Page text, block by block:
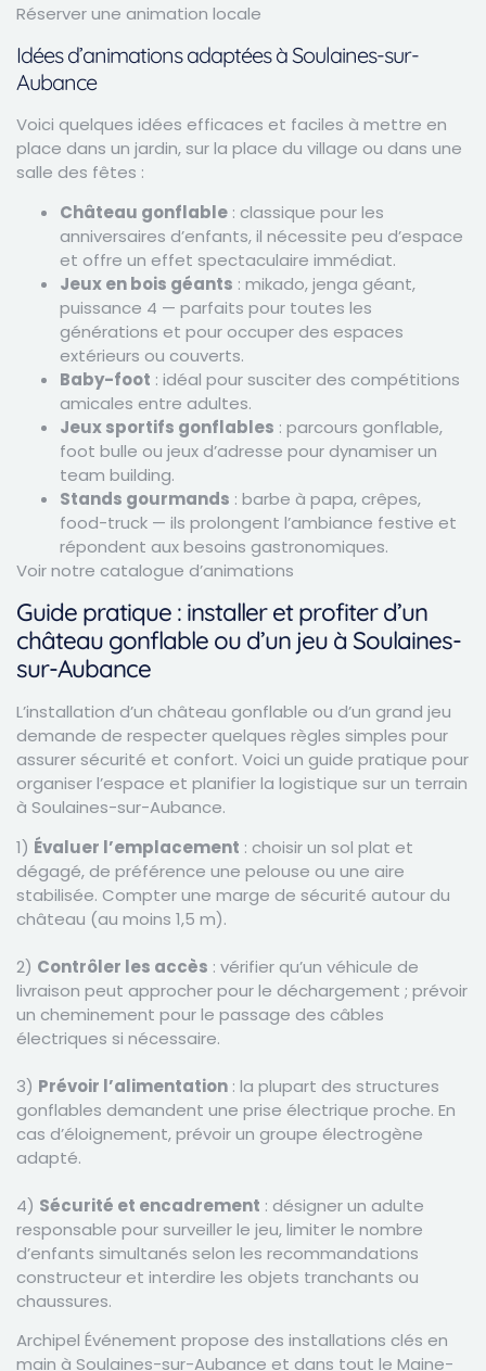
Réserver une animation locale
Idées d’animations adaptées à Soulaines-sur-
Aubance
Voici quelques idées efficaces et faciles à mettre en
place dans un jardin, sur la place du village ou dans une
salle des fêtes :
Château gonflable : classique pour les
anniversaires d’enfants, il nécessite peu d’espace
et offre un effet spectaculaire immédiat.
Jeux en bois géants : mikado, jenga géant,
puissance 4 — parfaits pour toutes les
générations et pour occuper des espaces
extérieurs ou couverts.
Baby-foot : idéal pour susciter des compétitions
amicales entre adultes.
Jeux sportifs gonflables : parcours gonflable,
foot bulle ou jeux d’adresse pour dynamiser un
team building.
Stands gourmands : barbe à papa, crêpes,
food-truck — ils prolongent l’ambiance festive et
répondent aux besoins gastronomiques.
Voir notre catalogue d’animations
Guide pratique : installer et profiter d’un
château gonflable ou d’un jeu à Soulaines-
sur-Aubance
L’installation d’un château gonflable ou d’un grand jeu
demande de respecter quelques règles simples pour
assurer sécurité et confort. Voici un guide pratique pour
organiser l’espace et planifier la logistique sur un terrain
à Soulaines-sur-Aubance.
1) Évaluer l’emplacement : choisir un sol plat et
dégagé, de préférence une pelouse ou une aire
stabilisée. Compter une marge de sécurité autour du
château (au moins 1,5 m).
2) Contrôler les accès : vérifier qu’un véhicule de
livraison peut approcher pour le déchargement ; prévoir
un cheminement pour le passage des câbles
électriques si nécessaire.
3) Prévoir l’alimentation : la plupart des structures
gonflables demandent une prise électrique proche. En
cas d’éloignement, prévoir un groupe électrogène
adapté.
4) Sécurité et encadrement : désigner un adulte
responsable pour surveiller le jeu, limiter le nombre
d’enfants simultanés selon les recommandations
constructeur et interdire les objets tranchants ou
chaussures.
Archipel Événement propose des installations clés en
main à Soulaines-sur-Aubance et dans tout le Maine-